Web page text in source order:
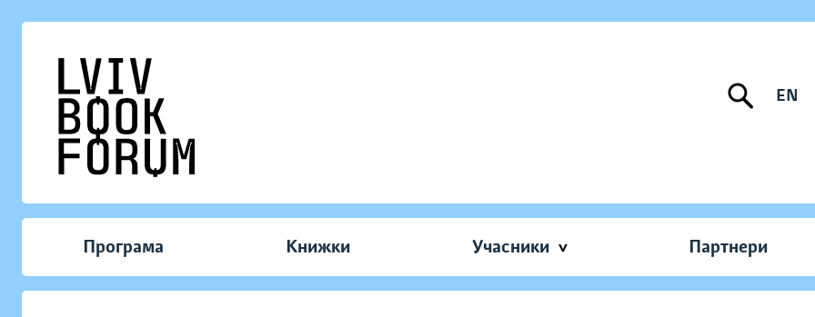
EN
Програма Книжки Учасники Партнери